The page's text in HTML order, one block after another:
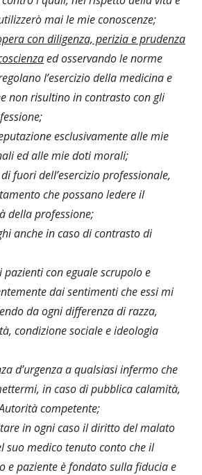
mai le mie conoscenze;
con diligenza, perizia e prudenza
ed osservando le norme
l’esercizio della medicina e
non risultino in contrasto con gli
esclusivamente alle mie
ed alle mie doti morali;
fuori dell’esercizio professionale,
che possano ledere il
della professione;
anche in caso di contrasto di
con eguale scrupolo e
dai sentimenti che essi mi
da ogni differenza di razza,
condizione sociale e ideologia
d’urgenza a qualsiasi infermo che
in caso di pubblica calamità,
competente;
in ogni caso il diritto del malato
suo medico tenuto conto che il
e paziente è fondato sulla fiducia e